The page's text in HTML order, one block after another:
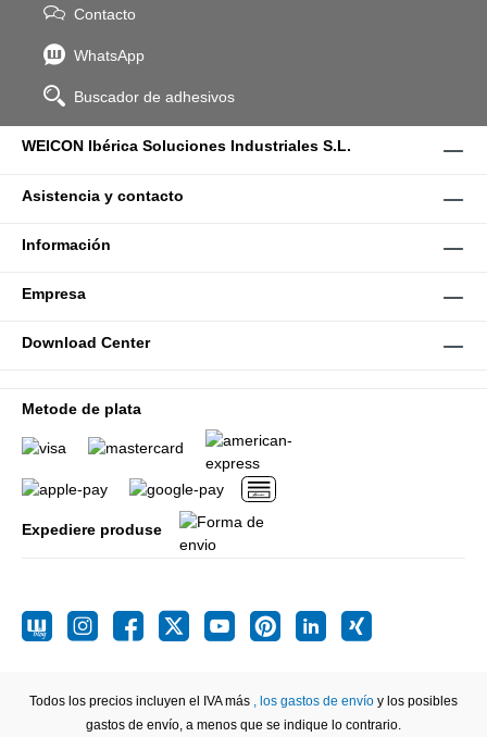
Contacto
WhatsApp
Buscador de adhesivos
WEICON Ibérica Soluciones Industriales S.L.
Asistencia y contacto
Información
Empresa
Download Center
Metode de plata
Expediere produse
Todos los precios incluyen el IVA más , los gastos de envío y los posibles
gastos de envío, a menos que se indique lo contrario.